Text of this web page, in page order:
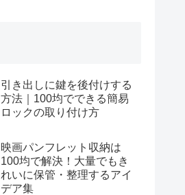
引き出しに鍵を後付けする
方法｜100均でできる簡易
ロックの取り付け方
映画パンフレット収納は
100均で解決！大量でもき
れいに保管・整理するアイ
デア集